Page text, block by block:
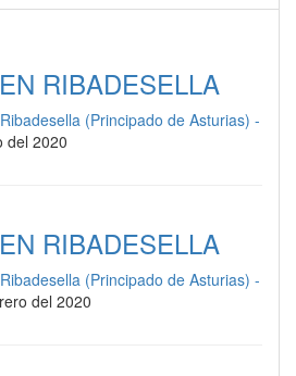
RIBADESELLA
Ribadesella (Principado de Asturias) -
del 2020
RIBADESELLA
Ribadesella (Principado de Asturias) -
del 2020